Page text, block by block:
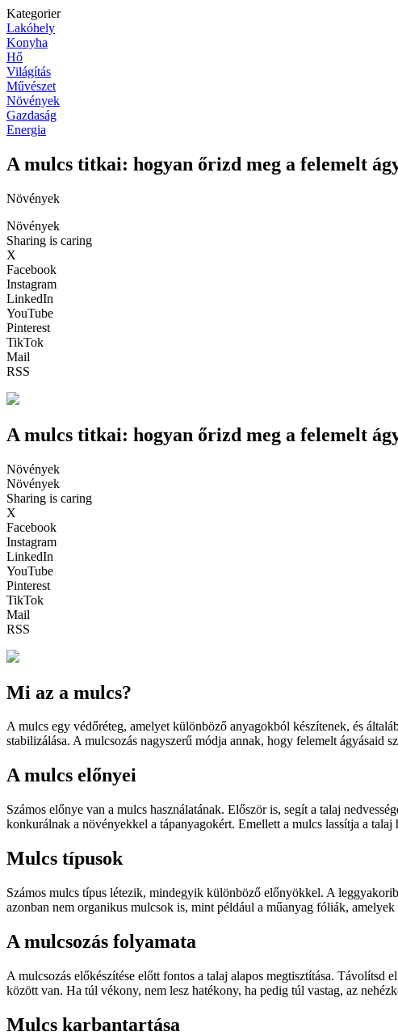
Kategorier
Lakóhely
Konyha
Hő
Világítás
Művészet
Növények
Gazdaság
Energia
A mulcs titkai: hogyan őrizd meg a felemelt
Növények
Növények
Sharing is caring
X
Facebook
Instagram
LinkedIn
YouTube
Pinterest
TikTok
Mail
RSS
A mulcs titkai: hogyan őrizd meg a felemelt
Növények
Növények
Sharing is caring
X
Facebook
Instagram
LinkedIn
YouTube
Pinterest
TikTok
Mail
RSS
Mi az a mulcs?
A mulcs egy védőréteg, amelyet különböző anyagokból készítenek, és
stabilizálása. A mulcsozás nagyszerű módja annak, hogy felemelt ágyásaid
A mulcs előnyei
Számos előnye van a mulcs használatának. Először is, segít a talaj
konkurálnak a növényekkel a tápanyagokért. Emellett a mulcs lassítja a
Mulcs típusok
Számos mulcs típus létezik, mindegyik különböző előnyökkel. A
azonban nem organikus mulcsok is, mint például a műanyag fóliák,
A mulcsozás folyamata
A mulcsozás előkészítése előtt fontos a talaj alapos megtisztítása.
között van. Ha túl vékony, nem lesz hatékony, ha pedig túl vastag, az
Mulcs karbantartása